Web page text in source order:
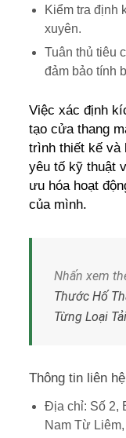
Kiểm tra định
xuyên.
Tuân thủ tiêu
đảm bảo tính
Việc xác định
tạo cửa thang
trình thiết kế và
yêu tố kỹ thuật
ưu hóa hoạt
của mình.
Nhấn xem
Thước Hố
Từng Loại
Thông tin liên
Địa chỉ: Số 2,
Nam Từ